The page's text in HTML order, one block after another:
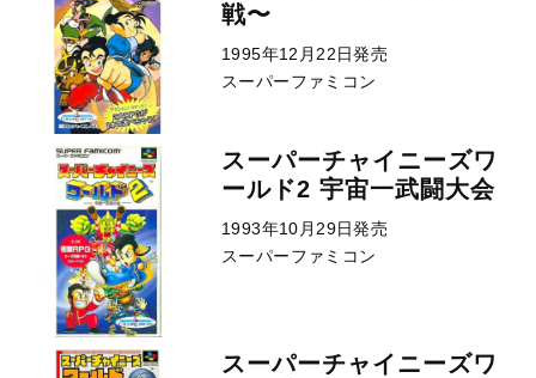
戦〜
1995年12月22日発売
スーパーファミコン
スーパーチャイニーズワ
ールド2 宇宙一武闘大会
1993年10月29日発売
スーパーファミコン
スーパーチャイニーズワ